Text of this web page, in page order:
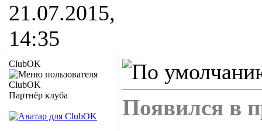
21.07.2015,
14:35
ClubOK
Партнёр клуба
Появился в